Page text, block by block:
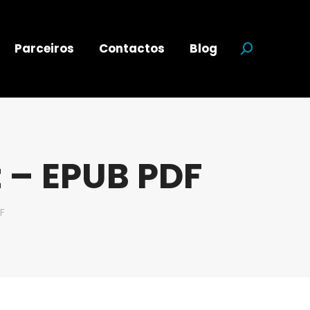
Parceiros Contactos Blog Search:
PDF